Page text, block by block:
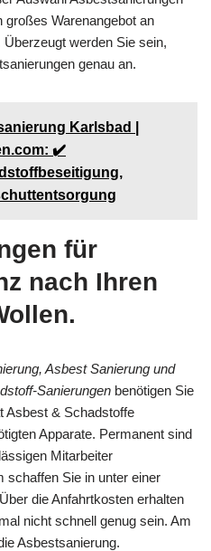
großes Warenangebot an
Überzeugt werden Sie sein,
genau an.
Karlsbad |
✔️
für
nach Ihren
Asbest Sanierung und
Sanierungen benötigen Sie
Asbest & Schadstoffe
Apparate. Permanent sind
Mitarbeiter
schaffen Sie in unter einer
die Anfahrtkosten erhalten
nicht schnell genug sein. Am
Asbestsanierung.